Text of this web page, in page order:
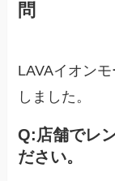
問
LAVAイオン
しました。
Q:店舗でレ
ださい。